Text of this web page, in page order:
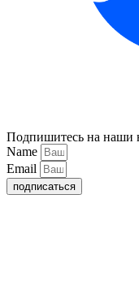
Подпишитесь на наши
Name
Email
подписаться